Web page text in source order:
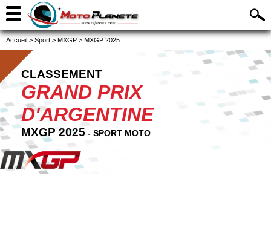
Accueil > Sport > MXGP > MXGP 2025
CLASSEMENT
GRAND PRIX
D'ARGENTINE
MXGP 2025 - SPORT MOTO